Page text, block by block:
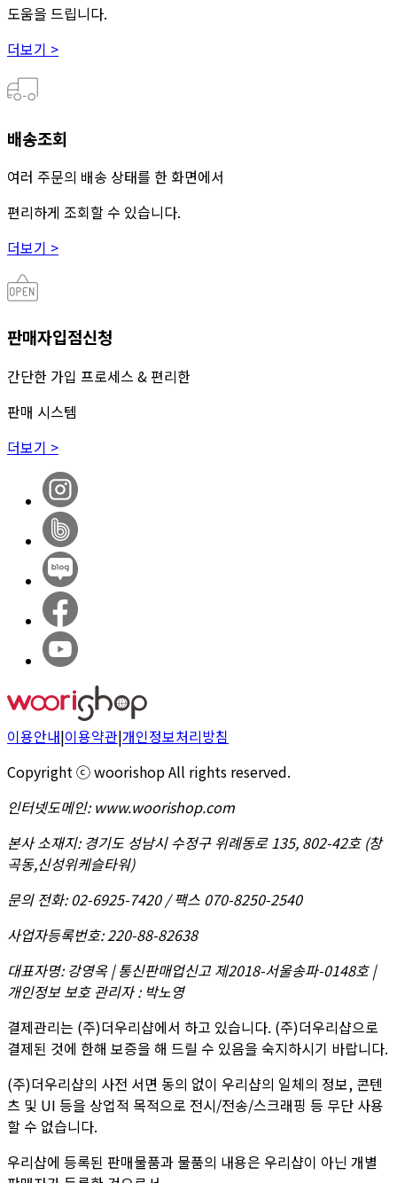
도움을 드립니다.
더보기 >
배송조회
여러 주문의 배송 상태를 한 화면에서
편리하게 조회할 수 있습니다.
더보기 >
판매자입점신청
간단한 가입 프로세스 & 편리한
판매 시스템
더보기 >
이용안내|이용약관|개인정보처리방침
Copyright ⓒ woorishop All rights reserved.
인터넷도메인:www.woorishop.com
본사 소재지:경기도 성남시 수정구 위례동로 135, 802-42호 (창
곡동,신성위케슬타워)
문의 전화:02-6925-7420 / 팩스 070-8250-2540
사업자등록번호:220-88-82638
대표자명:강영옥 | 통신판매업신고 제2018-서울송파-0148호 |
개인정보 보호 관리자 : 박노영
결제관리는 (주)더우리샵에서 하고 있습니다. (주)더우리샵으로
결제된 것에 한해 보증을 해 드릴 수 있음을 숙지하시기 바랍니다.
(주)더우리샵의 사전 서면 동의 없이 우리샵의 일체의 정보, 콘텐
츠 및 UI 등을 상업적 목적으로 전시/전송/스크래핑 등 무단 사용
할 수 없습니다.
우리샵에 등록된 판매물품과 물품의 내용은 우리샵이 아닌 개별